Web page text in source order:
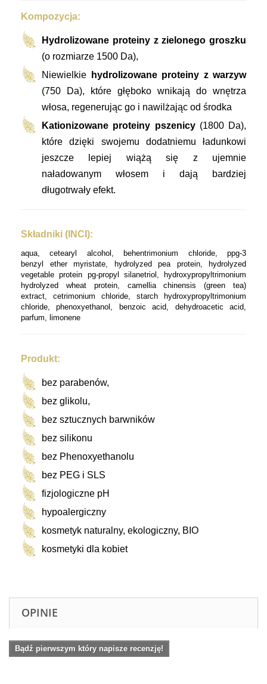
Kompozycja:
Hydrolizowane proteiny z zielonego groszku
(o rozmiarze 1500 Da),
Niewielkie
hydrolizowane proteiny z warzyw
(750 Da), które głęboko wnikają do wnętrza
włosa, regenerując go i nawilżając od środka
Kationizowane proteiny pszenicy(1800 Da),
które dzięki swojemu dodatniemu ładunkowi
jeszcze lepiej wiążą się z ujemnie
naładowanym włosem i dają bardziej
długotrwały efekt.
Składniki (INCI):
aqua, cetearyl alcohol, behentrimonium chloride, ppg-3
benzyl ether myristate, hydrolyzed pea protein, hydrolyzed
vegetable protein pg-propyl silanetriol, hydroxypropyltrimonium
hydrolyzed wheat protein, camellia chinensis (green tea)
extract, cetrimonium chloride, starch hydroxypropyltrimonium
chloride, phenoxyethanol, benzoic acid, dehydroacetic acid,
parfum, limonene
Produkt:
bez parabenów,
bez glikolu,
bez sztucznych barwników
bez silikonu
bez Phenoxyethanolu
bez PEG i SLS
fizjologiczne pH
hypoalergiczny
kosmetyk naturalny, ekologiczny, BIO
kosmetyki dla kobiet
OPINIE
Bądź pierwszym który napisze recenzję!